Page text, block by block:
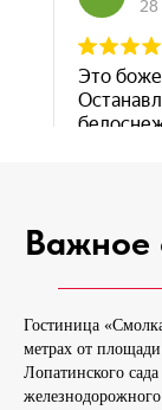
Важное
Гостиница
метрах от
Лопатинского
железнодорожного